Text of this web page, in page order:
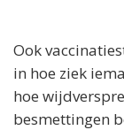
Ook
in hoe ziek
hoe
besmettingen